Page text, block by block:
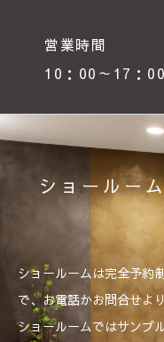
営業時間
10：00～17：00
ショールー
ショールームは完全予約
で、お電話かお問合せよ
ショールームではサンプ